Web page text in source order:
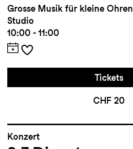
Grosse Musik für kleine Ohren
Studio
10:00 - 11:00
Tickets
CHF 20
Konzert